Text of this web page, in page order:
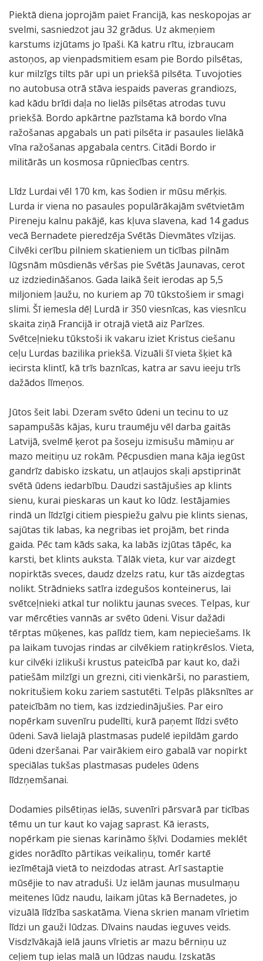
Piektā diena joprojām paiet Francijā, kas neskopojas ar
svelmi, sasniedzot jau 32 grādus. Uz akmeņiem
karstums izjūtams jo īpaši. Kā katru rītu, izbraucam
astoņos, ap vienpadsmitiem esam pie Bordo pilsētas,
kur milzīgs tilts pār upi un priekšā pilsēta. Tuvojoties
no autobusa otrā stāva iespaids paveras grandiozs,
kad kādu brīdi daļa no lielās pilsētas atrodas tuvu
priekšā. Bordo apkārtne pazīstama kā bordo vīna
ražošanas apgabals un pati pilsēta ir pasaules lielākā
vīna ražošanas apgabala centrs. Citādi Bordo ir
militārās un kosmosa rūpniecības centrs.
Līdz Lurdai vēl 170 km, kas šodien ir mūsu mērķis.
Lurda ir viena no pasaules populārākajām svētvietām
Pireneju kalnu pakājē, kas kļuva slavena, kad 14 gadus
vecā Bernadete pieredzēja Svētās Dievmātes vīzijas.
Cilvēki cerību pilniem skatieniem un ticības pilnām
lūgsnām mūsdienās vēršas pie Svētās Jaunavas, cerot
uz izdziedināšanos. Gada laikā šeit ierodas ap 5,5
miljoniem ļaužu, no kuriem ap 70 tūkstošiem ir smagi
slimi. Šī iemesla dēļ Lurdā ir 350 viesnīcas, kas viesnīcu
skaita ziņā Francijā ir otrajā vietā aiz Parīzes.
Svētceļnieku tūkstoši ik vakaru iziet Kristus ciešanu
ceļu Lurdas bazilika priekšā. Vizuāli šī vieta šķiet kā
iecirsta klintī, kā trīs baznīcas, katra ar savu ieeju trīs
dažādos līmeņos.
Jūtos šeit labi. Dzeram svēto ūdeni un tecinu to uz
sapampušās kājas, kuru traumēju vēl darba gaitās
Latvijā, svelmē ķerot pa šoseju izmisušu māmiņu ar
mazo meitiņu uz rokām. Pēcpusdien mana kāja iegūst
gandrīz dabisko izskatu, un atļaujos skaļi apstiprināt
svētā ūdens iedarbību. Daudzi sastājušies ap klints
sienu, kurai pieskaras un kaut ko lūdz. Iestājamies
rindā un līdzīgi citiem piespiežu galvu pie klints sienas,
sajūtas tik labas, ka negribas iet projām, bet rinda
gaida. Pēc tam kāds saka, ka labās izjūtas tāpēc, ka
karsti, bet klints auksta. Tālāk vieta, kur var aizdegt
nopirktās sveces, daudz dzelzs ratu, kur tās aizdegtas
nolikt. Strādnieks satīra izdegušos konteinerus, lai
svētceļnieki atkal tur noliktu jaunas sveces. Telpas, kur
var mērcēties vannās ar svēto ūdeni. Visur dažādi
tērptas mūķenes, kas palīdz tiem, kam nepieciešams. Ik
pa laikam tuvojas rindas ar cilvēkiem ratiņkrēslos. Vieta,
kur cilvēki izlikuši krustus pateicībā par kaut ko, daži
patiešām milzīgi un grezni, citi vienkārši, no parastiem,
nokritušiem koku zariem sastutēti. Telpās plāksnītes ar
pateicībām no tiem, kas izdziedinājušies. Par eiro
nopērkam suvenīru pudelīti, kurā paņemt līdzi svēto
ūdeni. Savā lielajā plastmasas pudelē iepildām gardo
ūdeni dzeršanai. Par vairākiem eiro gabalā var nopirkt
speciālas tukšas plastmasas pudeles ūdens
līdzņemšanai.
Dodamies pilsētiņas ielās, suvenīri pārsvarā par ticības
tēmu un tur kaut ko vajag saprast. Kā ierasts,
nopērkam pie sienas karināmo šķīvi. Dodamies meklēt
gides norādīto pārtikas veikaliņu, tomēr kartē
iezīmētajā vietā to neizdodas atrast. Arī sastaptie
mūsējie to nav atraduši. Uz ielām jaunas musulmaņu
meitenes lūdz naudu, laikam jūtas kā Bernadetes, jo
vizuālā līdzība saskatāma. Viena skrien manam vīrietim
līdzi un gauži lūdzas. Dīvains naudas ieguves veids.
Visdzīvākajā ielā jauns vīrietis ar mazu bērniņu uz
ceļiem tup ielas malā un lūdzas naudu. Izskatās